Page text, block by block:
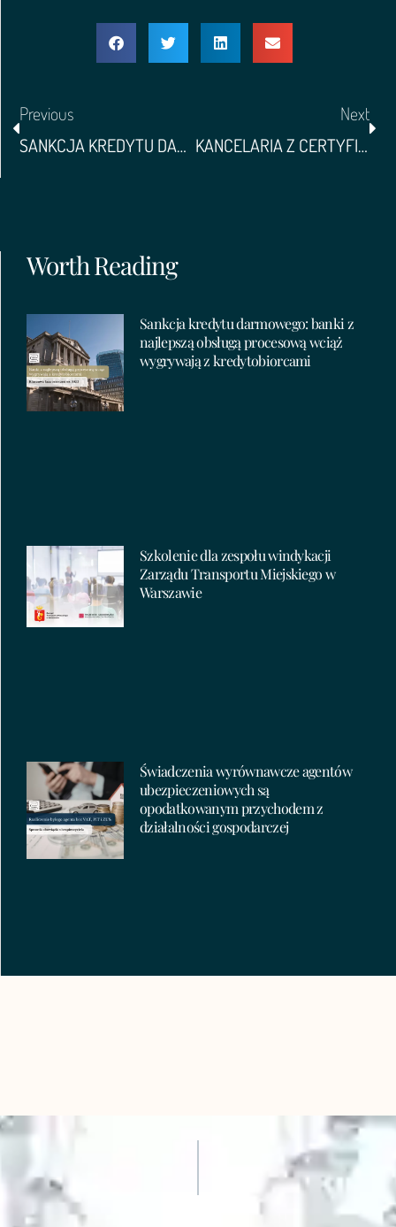
Previous
SANKCJA KREDYTU DARMOWEGO- WYROK TSUE Z 13 LUTEGO 2025, PRZEŁOM, CZY NIE?
Next
KANCELARIA Z CERTYFIKATEM ETYKI
Worth Reading
Sankcja kredytu darmowego: banki z
najlepszą obsługą procesową wciąż
wygrywają z kredytobiorcami
Szkolenie dla zespołu windykacji
Zarządu Transportu Miejskiego w
Warszawie
Świadczenia wyrównawcze agentów
ubezpieczeniowych są
opodatkowanym przychodem z
działalności gospodarczej